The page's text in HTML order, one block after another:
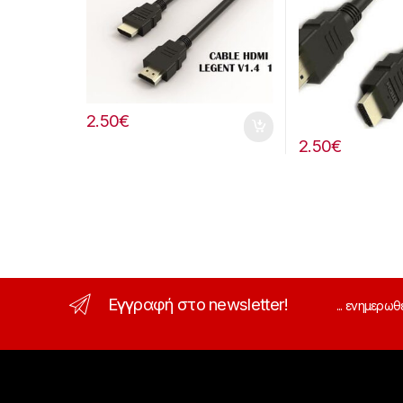
2.50€
2.50€
Εγγραφή στο newsletter! ...